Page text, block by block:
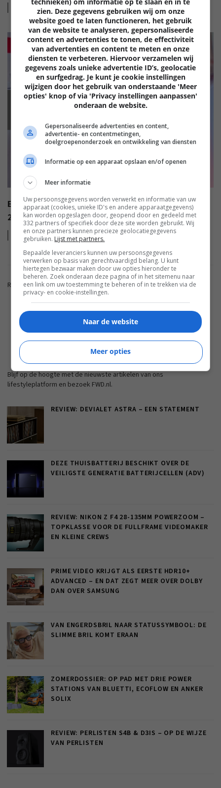
meer
EISA AWARDS: WAT ZIJN DE BESTE PRODUCTEN VAN
2022?
Leesmeer
Reacties zijn gesloten.
ADVERTENTIE
FWD.NL
Blijf op de hoogte met de nieuwste artikelen van ons
lifestyleplatform en bezoek FWD.nl.
REVIEW: DEVIALET ASTRA – EEN STATEMENT
DEZE THUISBATTERIJ BESCHIKT OVER DE
VEILIGSTE GENERATIE BATTERIJCELLEN (ADV)
REVIEW: NIKON Z F4 28-135MM POWERZOOM –
TOPKLASSE VOOR DE FULLFRAME VIDEOMAKER
EN KLEINE CREWS
PRIME VIDEO KRIJGT ALS EERSTE HDR10+
ADVANCED – EN DAT ZEGT MEER OVER DOLBY
DAN OVER SAMSUNG
VAN ENGERDSBRIL NAAR STATUSSYMBOOL: DE
SLIMME BRIL KOMT ERAAN
ZOMERDOSSIER: OP PAD MET DRIE POWER
STATIONS VAN BLUETTI, ECOFLOW EN ANKER
SOLIX
REVIEW: PERLISTEN S4B & D3IS – OP DE WIJZE
VAN PERLISTEN
zien. Deze gegevens gebruiken wij om onze
website goed te laten functioneren, het gebruik
van de website te analyseren, gepersonaliseerde
content en advertenties te tonen, de effectiviteit
van advertenties en content te meten en onze
diensten te verbeteren. Hiervoor verzamelen wij
gegevens zoals unieke advertentie ID’s, geolocatie
en surfgedrag. Je kunt je cookie instellingen
wijzigen door het gebruik van onderstaande 'Meer
opties' knop of via 'Privacy instellingen aanpassen'
onderaan de website.
Gepersonaliseerde advertenties en content,
advertentie- en contentmetingen,
doelgroepenonderzoek en ontwikkeling van diensten
Informatie op een apparaat opslaan en/of openen
Meer informatie
Uw persoonsgegevens worden verwerkt en informatie van uw
apparaat (cookies, unieke ID's en andere apparaatgegevens)
kan worden opgeslagen door, geopend door en gedeeld met
332 partners of specifiek door deze site worden gebruikt. Wij
en onze partners kunnen precieze geolocatiegegevens
gebruiken. Lijst met partners.
Bepaalde leveranciers kunnen uw persoonsgegevens
verwerken op basis van gerechtvaardigd belang. U kunt
hiertegen bezwaar maken door uw opties hieronder te
beheren. Zoek onderaan deze pagina of in het sitemenu naar
een link om uw toestemming te beheren of in te trekken via de
privacy- en cookie-instellingen.
Naar de website
Meer opties